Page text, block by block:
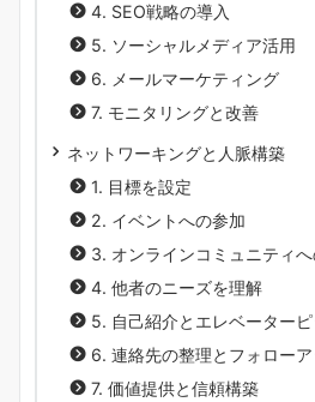
4. SEO戦略の導入
5. ソーシャルメディア活用
6. メールマーケティング
7. モニタリングと改善
ネットワーキングと人脈構築
1. 目標を設定
2. イベントへの参加
3. オンラインコミュニティ
4. 他者のニーズを理解
5. 自己紹介とエレベーター
6. 連絡先の整理とフォロー
7. 価値提供と信頼構築